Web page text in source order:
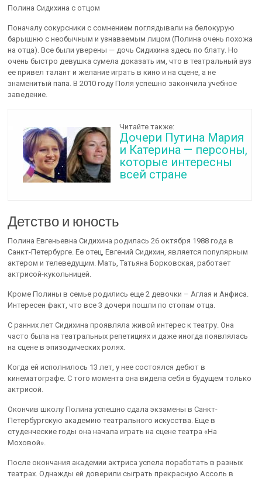
Полина Сидихина с отцом
Поначалу сокурсники с сомнением поглядывали на белокурую
барышню с необычным и узнаваемым лицом (Полина очень похожа
на отца). Все были уверены — дочь Сидихина здесь по блату. Но
очень быстро девушка сумела доказать им, что в театральный вуз
ее привел талант и желание играть в кино и на сцене, а не
знаменитый папа. В 2010 году Поля успешно закончила учебное
заведение.
Читайте также:
Дочери Путина Мария
и Катерина — персоны,
которые интересны
всей стране
Детство и юность
Полина Евгеньевна Сидихина родилась 26 октября 1988 года в
Санкт-Петербурге. Ее отец, Евгений Сидихин, является популярным
актером и телеведущим. Мать, Татьяна Борковская, работает
актрисой-кукольницей.
Кроме Полины в семье родились еще 2 девочки – Аглая и Анфиса.
Интересен факт, что все 3 дочери пошли по стопам отца.
С ранних лет Сидихина проявляла живой интерес к театру. Она
часто была на театральных репетициях и даже иногда появлялась
на сцене в эпизодических ролях.
Когда ей исполнилось 13 лет, у нее состоялся дебют в
кинематографе. С того момента она видела себя в будущем только
актрисой.
Окончив школу Полина успешно сдала экзамены в Санкт-
Петербургскую академию театрального искусства. Еще в
студенческие годы она начала играть на сцене театра «На
Моховой».
После окончания академии актриса успела поработать в разных
театрах. Однажды ей доверили сыграть прекрасную Ассоль в